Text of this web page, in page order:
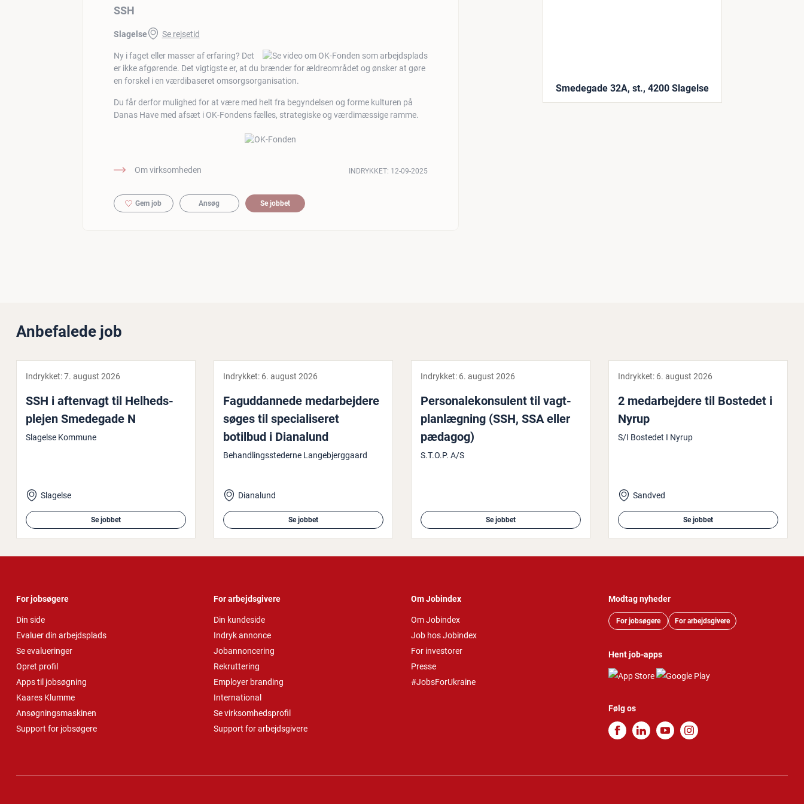
SSH
Slagelse Se rejsetid
Ny i faget eller masser af erfaring? Det
er ikke afgørende. Det vigtigste er, at du brænder for ældreområdet og ønsker at gøre
en forskel i en værdibaseret omsorgsorganisation.
Du får derfor mulighed for at være med helt fra begyndelsen og forme kulturen på
Danas Have med afsæt i OK-Fondens fælles, strategiske og værdimæssige ramme.
Om virksomheden INDRYKKET: 12-09-2025
Gem job Ansøg Se jobbet
Smedegade 32A, st., 4200 Slagelse
Anbefalede job
Indrykket:7. august 2026
SSH i aftenvagt til Hel­heds­
plej­en Smedegade N
Slagelse Kommune
Slagelse
Se jobbet
Indrykket: 6. august 2026
Fag­ud­dan­ne­de me­d­ar­bej­de­re
søges til spe­ci­a­li­se­ret
botilbud i Dianalund
Behandlingsstederne Langebjerggaard
Dianalund
Se jobbet
Indrykket: 6. august 2026
Per­so­na­le­kon­su­lent til vagt­
plan­læg­ning (SSH, SSA eller
pædagog)
S.T.O.P. A/S
Se jobbet
Indrykket: 6. august 2026
2 me­d­ar­bej­de­re til Bostedet i
Nyrup
S/I Bostedet I Nyrup
Sandved
Se jobbet
For jobsøgere
Din side
Evaluer din arbejdsplads
Se evalueringer
Opret profil
Apps til jobsøgning
Kaares Klumme
Ansøgningsmaskinen
Support for jobsøgere
For arbejdsgivere
Din kundeside
Indryk annonce
Jobannoncering
Rekruttering
Employer branding
International
Se virksomhedsprofil
Support for arbejdsgivere
Om Jobindex
Om Jobindex
Job hos Jobindex
For investorer
Presse
#JobsForUkraine
Modtag nyheder
For jobsøgere For arbejdsgivere
Hent job-apps
Følg os